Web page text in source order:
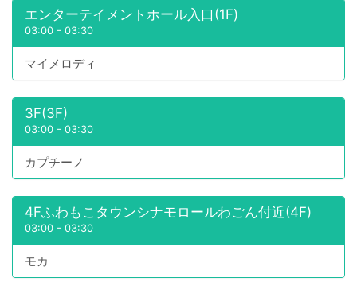
エンターテイメントホール入口(1F)
03:00 - 03:30
マイメロディ
3F(3F)
03:00 - 03:30
カプチーノ
4Fふわもこタウンシナモロールわごん付近(4F)
03:00 - 03:30
モカ